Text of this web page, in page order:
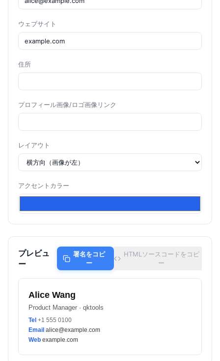
ウェブサイト
住所
プロフィール画像/ロゴ画像リンク
レイアウト
アクセントカラー
プレビュ
ー
署名をコピ
ー
HTMLソースコードをコピ
ー
Alice Wang
Product Manager · qktools
Tel +1 555 0100
Email alice@example.com
Web example.com